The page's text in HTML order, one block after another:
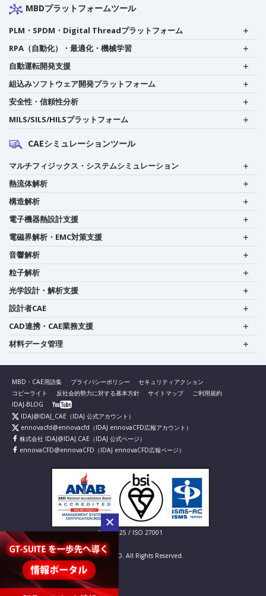
MBDプラットフォームツール
PLM・SPDM・Digital Threadプラットフォーム
RPA（自動化）・最適化・機械学習
自動運転開発支援
組込みソフトウェア開発プラットフォーム
安全性・信頼性分析
MILS/SILS/HILSプラットフォーム
CAEシミュレーションツール
マルチフィジックス・システムシミュレーション
熱流体解析
構造解析
電子機器熱設計支援
電磁界解析・EMC対策支援
音響解析
粒子解析
光学設計・解析支援
設計者CAE
CAD連携・CAE業務支援
材料データ管理
MBD・CAE用語集 プライバシーポリシー
セキュリティアクション
コピーライト
反社会的勢力に対する基本方針 サイトマップ
ご利用規約
IDAJ-BLOG
IDAJ@IDAJ_CAE （IDAJ 公式アカウント）
ennovacfd@ennovacfd （IDAJ ennovaCFD広報アカウント）
株式会社 IDAJ@IDAJ.CAE （IDAJ 公式ページ）
ennovaCFD@ennovaCFD （IDAJ ennovaCFD広報ページ）
IS 826725 / ISO 27001
© IDAJ Co., LTD. All Rights Reserved.